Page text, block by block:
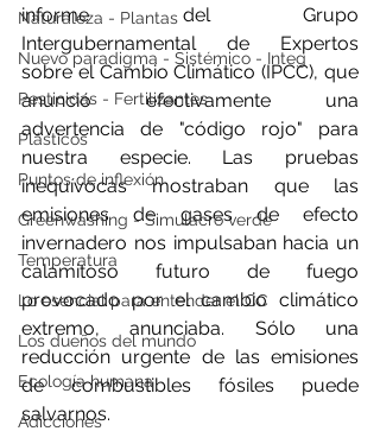
Naturaleza - Plantas
Nuevo paradigma - Sistémico - Integ
Pesticidas - Fertilizantes
Plásticos
Puntos de inflexión
Greenwashing - Simulacro verde
Temperatura
Lo esencial para entender el CC
Los dueños del mundo
Ecología humana
Adicciones
informe del Grupo
Intergubernamental de Expertos
sobre el Cambio Climático (IPCC), que
anunció efectivamente una
advertencia de "código rojo" para
nuestra especie. Las pruebas
inequívocas mostraban que las
emisiones de gases de efecto
invernadero nos impulsaban hacia un
calamitoso futuro de fuego
provocado por el cambio climático
extremo, anunciaba. Sólo una
reducción urgente de las emisiones
de combustibles fósiles puede
salvarnos.